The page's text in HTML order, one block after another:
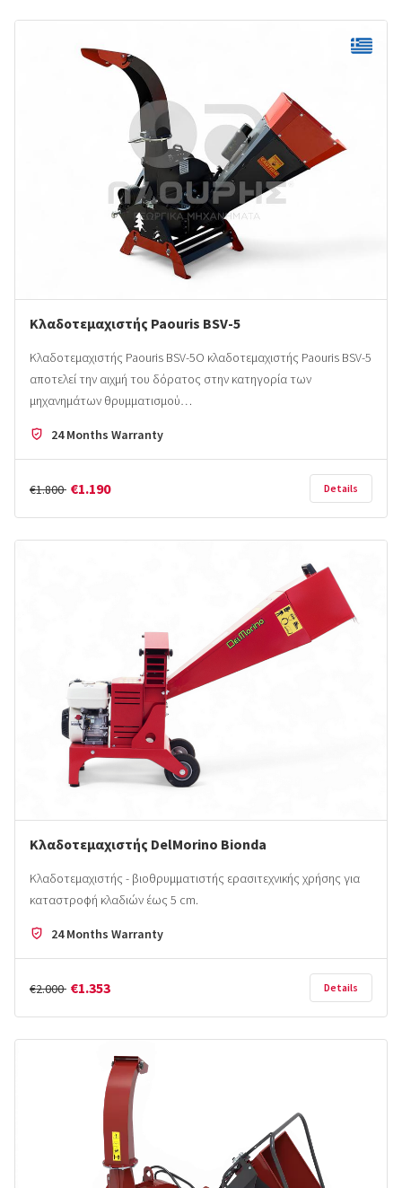
Κλαδοτεμαχιστής Paouris BSV-5
Κλαδοτεμαχιστής Paouris BSV-5Ο κλαδοτεμαχιστής Paouris BSV-5
αποτελεί την αιχμή του δόρατος στην κατηγορία των
μηχανημάτων θρυμματισμού…
24 Months Warranty
€1.800 €1.190 Details
Κλαδοτεμαχιστής DelMorino Bionda
Κλαδοτεμαχιστής - βιοθρυμματιστής ερασιτεχνικής χρήσης για
καταστροφή κλαδιών έως 5 cm.
24 Months Warranty
€2.000 €1.353 Details